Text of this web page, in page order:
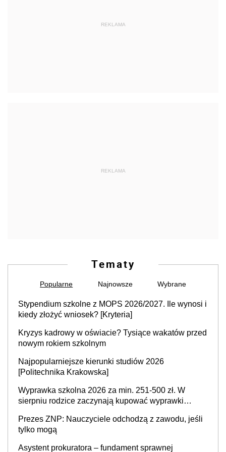
REKLAMA
REKLAMA
Tematy
Popularne Najnowsze Wybrane
Stypendium szkolne z MOPS 2026/2027. Ile wynosi i
kiedy złożyć wniosek? [Kryteria]
Kryzys kadrowy w oświacie? Tysiące wakatów przed
nowym rokiem szkolnym
Najpopularniejsze kierunki studiów 2026
[Politechnika Krakowska]
Wyprawka szkolna 2026 za min. 251-500 zł. W
sierpniu rodzice zaczynają kupować wyprawki
ponad 1 tys. zł
Prezes ZNP: Nauczyciele odchodzą z zawodu, jeśli
tylko mogą
Asystent prokuratora – fundament sprawnej